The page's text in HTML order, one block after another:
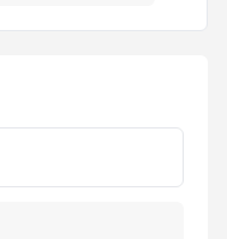
ilişkin
belirtilen